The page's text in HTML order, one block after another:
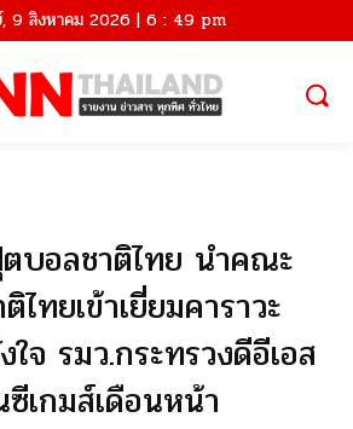
, 9 สิงหาคม 2026 | 6 : 49 pm
บอลชาติไทย นำคณะ
ทยเข้าเยี่ยมคาราวะ
จ รมว.กระทรวงดีอีเอส
เกมส์เดือนหน้า